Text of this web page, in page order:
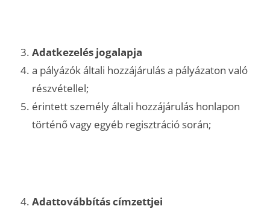
Adatkezelés jogalapja
a pályázók általi hozzájárulás a pályázaton való
részvétellel;
érintett személy általi hozzájárulás honlapon
történő vagy egyéb regisztráció során;
Adattovábbítás címzettjei